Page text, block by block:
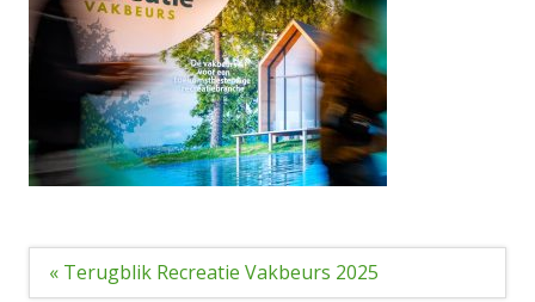
Bericht
navigatie
« Terugblik Recreatie Vakbeurs 2025